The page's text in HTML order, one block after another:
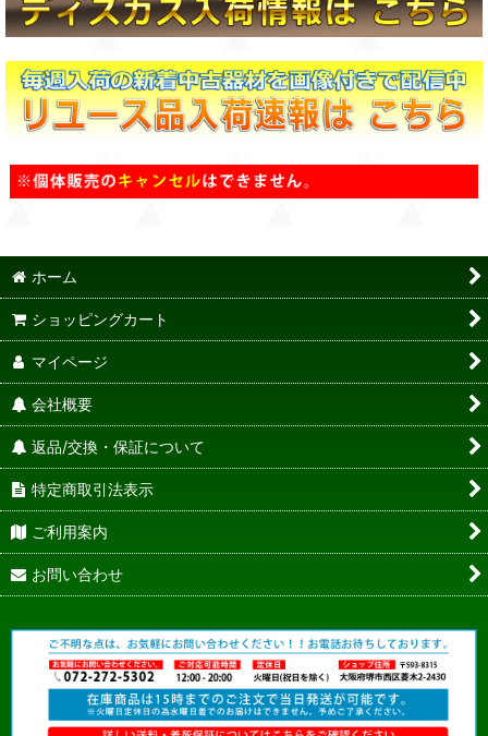
ホーム
ショッピングカート
マイページ
会社概要
返品/交換・保証について
特定商取引法表示
ご利用案内
お問い合わせ